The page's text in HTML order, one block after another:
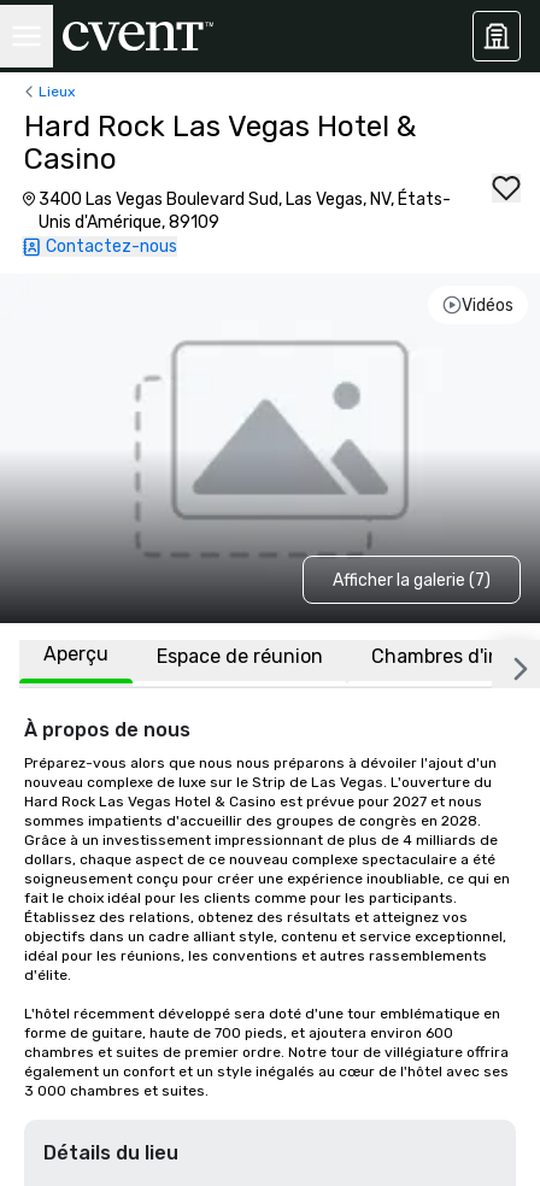
Lieux
Hard Rock Las Vegas Hotel &
Casino
3400 Las Vegas Boulevard Sud, Las Vegas, NV, États-
Unis d'Amérique, 89109
Contactez-nous
Vidéos
Afficher la galerie (7)
Aperçu Espace de réunion Chambres
À propos de nous
Préparez-vous alors que nous nous préparons à dévoiler l'ajout d'un
nouveau complexe de luxe sur le Strip de Las Vegas. L'ouverture du
Hard Rock Las Vegas Hotel & Casino est prévue pour 2027 et nous
sommes impatients d'accueillir des groupes de congrès en 2028.
Grâce à un investissement impressionnant de plus de 4 milliards de
dollars, chaque aspect de ce nouveau complexe spectaculaire a été
soigneusement conçu pour créer une expérience inoubliable, ce qui en
fait le choix idéal pour les clients comme pour les participants.
Établissez des relations, obtenez des résultats et atteignez vos
objectifs dans un cadre alliant style, contenu et service exceptionnel,
idéal pour les réunions, les conventions et autres rassemblements
d'élite.
L'hôtel récemment développé sera doté d'une tour emblématique en
forme de guitare, haute de 700 pieds, et ajoutera environ 600
chambres et suites de premier ordre. Notre tour de villégiature offrira
également un confort et un style inégalés au cœur de l'hôtel avec ses
3 000 chambres et suites.
Détails du lieu